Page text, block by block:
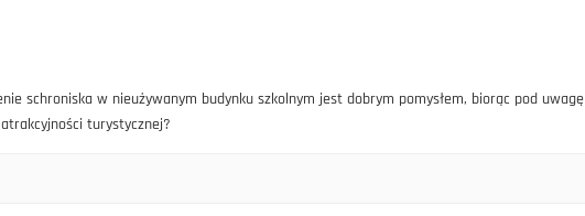
schroniska w nieużywanym budynku szkolnym jest dobrym pomysłem, biorąc pod uwagę
turystycznej?